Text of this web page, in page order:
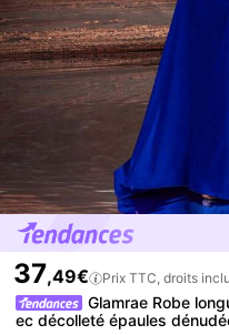
37,49€ Prix TTC, droits
Glamrae Robe
ec décolleté épaules